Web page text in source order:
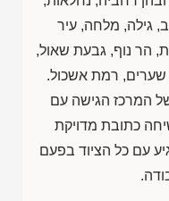
גילה, מלחה, עיר
הר נוף, גבעת שאול,
שערים, רמת אשכול.
המרכז הגישה עם
כתובת מדויקת
עם כל הציוד בפעם